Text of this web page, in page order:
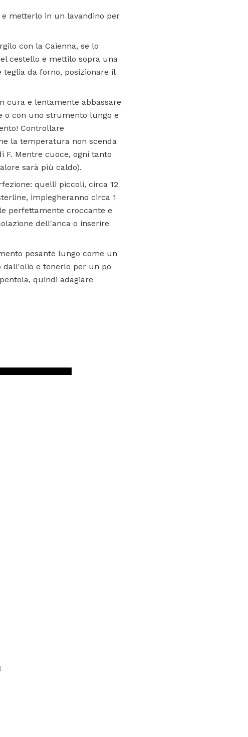
metterlo in un lavandino per
con la Caienna, se lo
cestello e mettilo sopra una
da forno, posizionare il
cura e lentamente abbassare
o con uno strumento lungo e
Controllare
la temperatura non scenda
F. Mentre cuoce, ogni tanto
sarà più caldo).
quelli piccoli, circa 12
impiegheranno circa 1
perfettamente croccante e
dell'anca o inserire
pesante lungo come un
e tenerlo per un po
quindi adagiare